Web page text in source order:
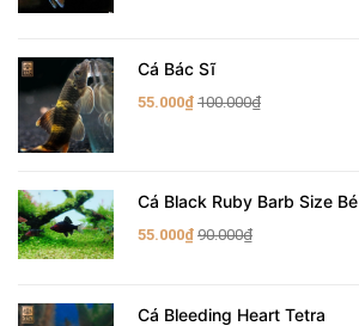
Cá Bác Sĩ
55.000₫ 100.000₫
Cá Black Ruby Barb Size Bé
55.000₫ 90.000₫
Cá Bleeding Heart Tetra